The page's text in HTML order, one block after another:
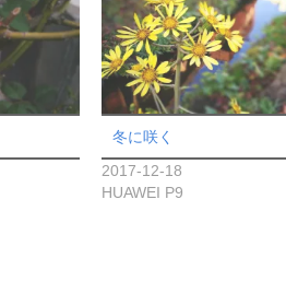
冬に咲く
2017-12-18
HUAWEI P9